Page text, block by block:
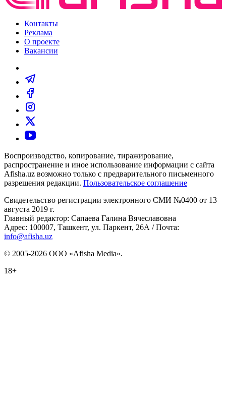
Контакты
Реклама
О проекте
Вакансии
Воспроизводство, копирование, тиражирование,
распространение и иное использование информации с сайта
Afisha.uz возможно только с предварительного письменного
разрешения редакции. Пользовательское соглашение
Свидетельство регистрации электронного СМИ №0400 от 13
августа 2019 г.
Главный редактор: Сапаева Галина Вячеславовна
Адрес: 100007, Ташкент, ул. Паркент, 26А / Почта:
info@afisha.uz
© 2005-2026 ООО «Afisha Media».
18+